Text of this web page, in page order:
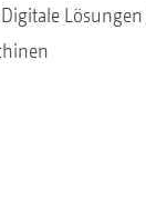
Lösungen